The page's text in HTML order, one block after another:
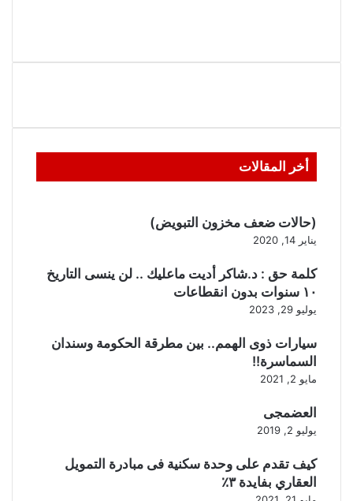
أخر المقالات
(حالات ضعف مخزون التبويض)
يناير 14, 2020
كلمة حق : د.شاكر أديت ماعليك .. لن ينسى التاريخ
١٠ سنوات بدون انقطاعات
يوليو 29, 2023
سيارات ذوى الهمم.. بين مطرقة الحكومة وسندان
السماسرة!!
مايو 2, 2021
العضمجى
يوليو 2, 2019
كيف تقدم على وحدة سكنية فى مبادرة التمويل
العقاري بفايدة ٣٪